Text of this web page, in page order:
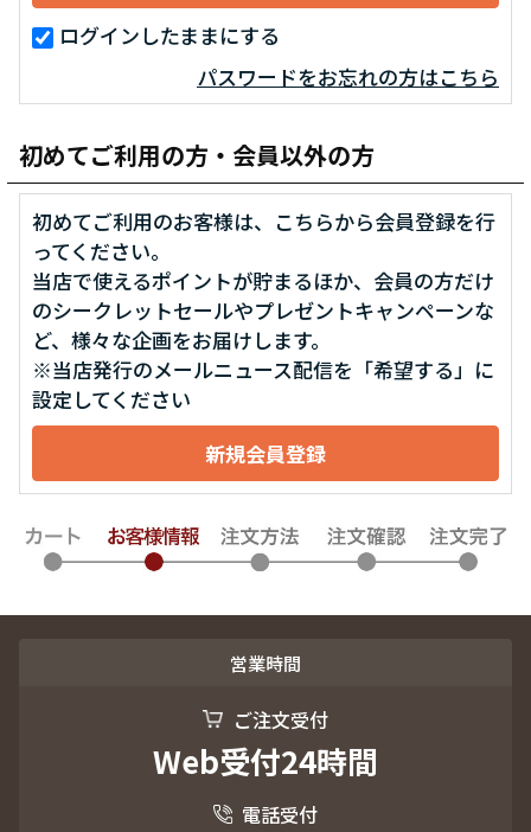
ログインしたままにする
パスワードをお忘れの方はこちら
初めてご利用の方・会員以外の方
初めてご利用のお客様は、こちらから会員登録を行
ってください。
当店で使えるポイントが貯まるほか、会員の方だけ
のシークレットセールやプレゼントキャンペーンな
ど、様々な企画をお届けします。
※当店発行のメールニュース配信を「希望する」に
設定してください
営業時間
ご注文受付
Web受付24時間
電話受付